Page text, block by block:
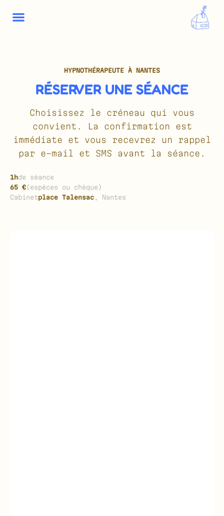
HYPNOTHÉRAPEUTE À NANTES
RÉSERVER UNE SÉANCE
Choisissez le créneau qui vous
convient. La confirmation est
immédiate et vous recevrez un rappel
par e-mail et SMS avant la séance.
1hde séance
65 € (espèces ou chèque)
Cabinetplace Talensac , Nantes